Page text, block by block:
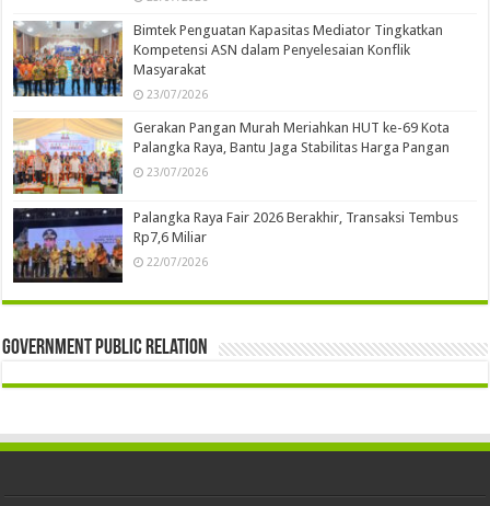
Bimtek Penguatan Kapasitas Mediator Tingkatkan
Kompetensi ASN dalam Penyelesaian Konflik
Masyarakat
23/07/2026
Gerakan Pangan Murah Meriahkan HUT ke-69 Kota
Palangka Raya, Bantu Jaga Stabilitas Harga Pangan
23/07/2026
Palangka Raya Fair 2026 Berakhir, Transaksi Tembus
Rp7,6 Miliar
22/07/2026
Government Public Relation